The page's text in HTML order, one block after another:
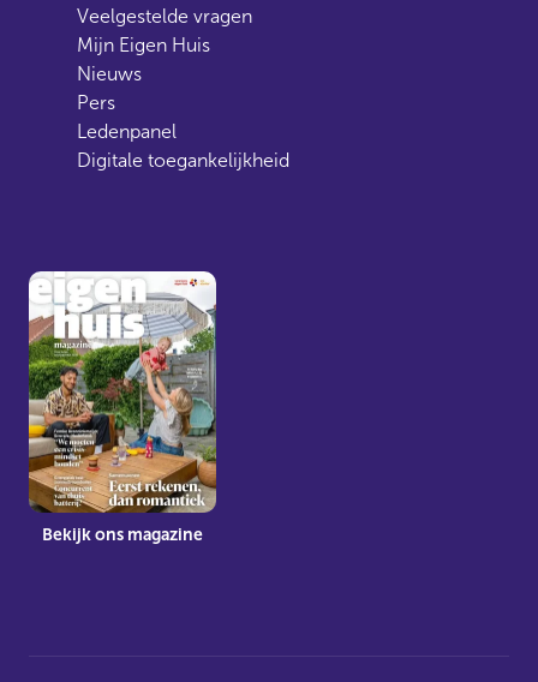
Veelgestelde vragen
Mijn Eigen Huis
Nieuws
Pers
Ledenpanel
Digitale toegankelijkheid
Bekijk ons magazine